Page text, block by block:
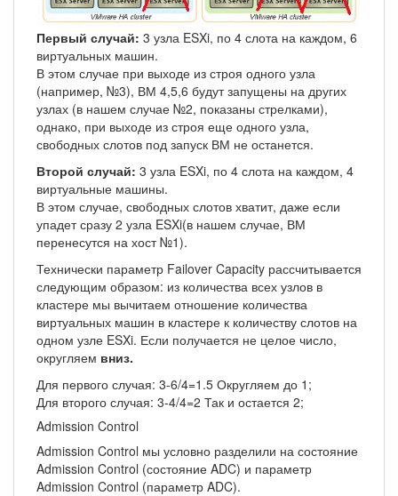
Первый случай: 3 узла ESXi, по 4 слота на каждом, 6
виртуальных машин.
В этом случае при выходе из строя одного узла
(например, №3), ВМ 4,5,6 будут запущены на других
узлах (в нашем случае №2, показаны стрелками),
однако, при выходе из строя еще одного узла,
свободных слотов под запуск ВМ не останется.
Второй случай: 3 узла ESXi, по 4 слота на каждом, 4
виртуальные машины.
В этом случае, свободных слотов хватит, даже если
упадет сразу 2 узла ESXi(в нашем случае, ВМ
перенесутся на хост №1).
Технически параметр Failover Capacity рассчитывается
следующим образом: из количества всех узлов в
кластере мы вычитаем отношение количества
виртуальных машин в кластере к количеству слотов на
одном узле ESXi. Если получается не целое число,
округляем вниз.
Для первого случая: 3-6/4=1.5 Округляем до 1;
Для второго случая: 3-4/4=2 Так и остается 2;
Admission Control
Admission Control мы условно разделили на состояние
Admission Control (состояние ADC) и параметр
Admission Control (параметр ADC).